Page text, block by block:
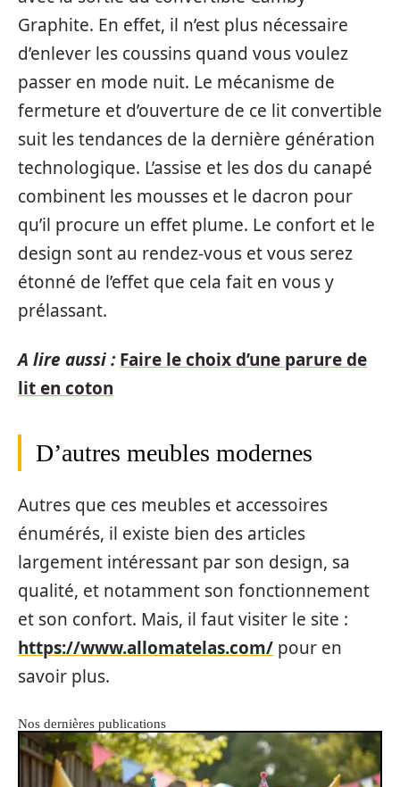
Graphite. En effet, il n’est plus nécessaire
d’enlever les coussins quand vous voulez
passer en mode nuit. Le mécanisme de
fermeture et d’ouverture de ce lit convertible
suit les tendances de la dernière génération
technologique. L’assise et les dos du canapé
combinent les mousses et le dacron pour
qu’il procure un effet plume. Le confort et le
design sont au rendez-vous et vous serez
étonné de l’effet que cela fait en vous y
prélassant.
A lire aussi : Faire le choix d’une parure de
lit en coton
D’autres meubles modernes
Autres que ces meubles et accessoires
énumérés, il existe bien des articles
largement intéressant par son design, sa
qualité, et notamment son fonctionnement
et son confort. Mais, il faut visiter le site :
https://www.allomatelas.com/ pour en
savoir plus.
Nos dernières publications